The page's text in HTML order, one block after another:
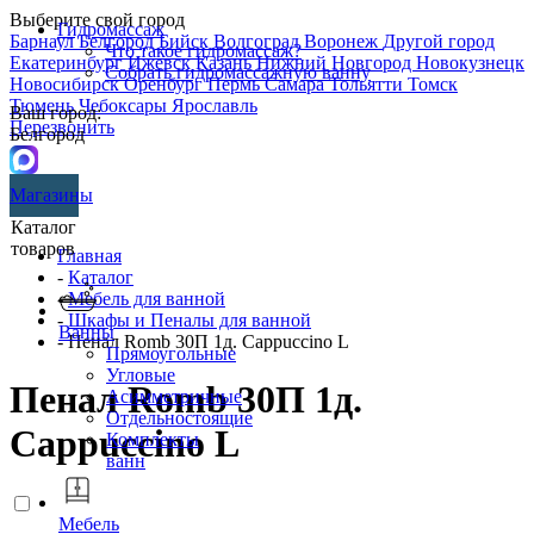
Выберите свой город
БарнаулБелгородБийск ВолгоградВоронеж Другой город
ЕкатеринбургИжевскКазаньНижний Новгород Новокузнецк
НовосибирскОренбургПермьСамараТольятти Томск
ТюменьЧебоксары Ярославль
Перезвонить
Гидромассаж
Что такое гидромассаж?
Собрать гидромассажную ванну
Ваш город:
Белгород
Магазины
Каталог
товаров
Ванны
Прямоугольные
Угловые
Асимметричные
Отдельностоящие
Комплекты
ванн
Мебель
Главная
- Каталог
-Мебель для ванной
- Шкафы и Пеналы для ванной
- Пенал Romb 30П 1д. Cappuccino L
Пенал Romb 30П 1д.
Cappuccino L